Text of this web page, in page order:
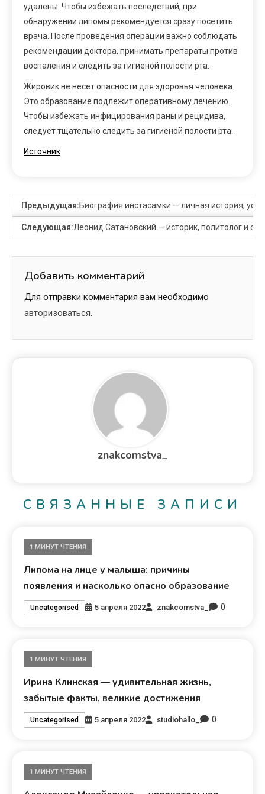
удалены. Чтобы избежать последствий, при
обнаружении липомы рекомендуется сразу посетить
врача. После проведения операции важно соблюдать
рекомендации доктора, принимать препараты против
воспаления и следить за гигиеной полости рта.
Жировик не несет опасности для здоровья человека.
Это образование подлежит оперативному лечению.
Чтобы избежать инфицирования раны и рецидива,
следует тщательно следить за гигиеной полости рта.
Источник
Предыдущая:Биография инстасамки — личная история,
Следующая:Леонид Сатановский — историк, политолог и
Добавить комментарий
Для отправки комментария вам необходимо
авторизоваться.
znakcomstva_
СВЯЗАННЫЕ ЗАПИСИ
1 МИНУТ ЧТЕНИЯ
Липома на лице у малыша: причины
появления и насколько опасно образование
Uncategorised 5 апреля 2022 znakcomstva_ 0
1 МИНУТ ЧТЕНИЯ
Ирина Клинская — удивительная жизнь,
забытые факты, великие достижения
Uncategorised 5 апреля 2022 studiohallo_ 0
1 МИНУТ ЧТЕНИЯ